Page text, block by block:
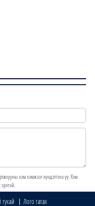
хэм хэмжээг хүндэтгэнэ үү. Хэм
Лого татах